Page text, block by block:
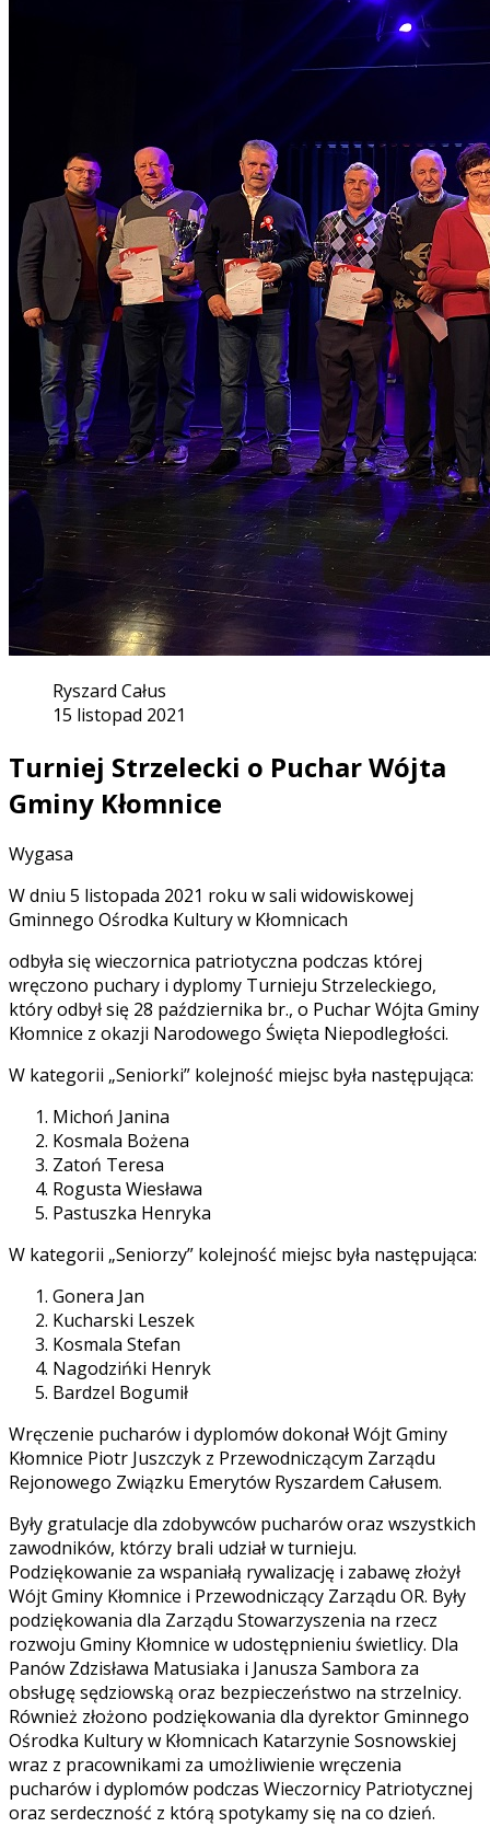
Ryszard Całus
15 listopad 2021
Turniej Strzelecki o Puchar Wójta
Gminy Kłomnice
Wygasa
W dniu 5 listopada 2021 roku w sali widowiskowej
Gminnego Ośrodka Kultury w Kłomnicach
odbyła się wieczornica patriotyczna podczas której
wręczono puchary i dyplomy Turnieju Strzeleckiego,
który odbył się 28 października br., o Puchar Wójta Gminy
Kłomnice z okazji Narodowego Święta Niepodległości.
W kategorii „Seniorki” kolejność miejsc była następująca:
Michoń Janina
Kosmala Bożena
Zatoń Teresa
Rogusta Wiesława
Pastuszka Henryka
W kategorii „Seniorzy” kolejność miejsc była następująca:
Gonera Jan
Kucharski Leszek
Kosmala Stefan
Nagodzińki Henryk
Bardzel Bogumił
Wręczenie pucharów i dyplomów dokonał Wójt Gminy
Kłomnice Piotr Juszczyk z Przewodniczącym Zarządu
Rejonowego Związku Emerytów Ryszardem Całusem.
Były gratulacje dla zdobywców pucharów oraz wszystkich
zawodników, którzy brali udział w turnieju.
Podziękowanie za wspaniałą rywalizację i zabawę złożył
Wójt Gminy Kłomnice i Przewodniczący Zarządu OR. Były
podziękowania dla Zarządu Stowarzyszenia na rzecz
rozwoju Gminy Kłomnice w udostępnieniu świetlicy. Dla
Panów Zdzisława Matusiaka i Janusza Sambora za
obsługę sędziowską oraz bezpieczeństwo na strzelnicy.
Również złożono podziękowania dla dyrektor Gminnego
Ośrodka Kultury w Kłomnicach Katarzynie Sosnowskiej
wraz z pracownikami za umożliwienie wręczenia
pucharów i dyplomów podczas Wieczornicy Patriotycznej
oraz serdeczność z którą spotykamy się na co dzień.